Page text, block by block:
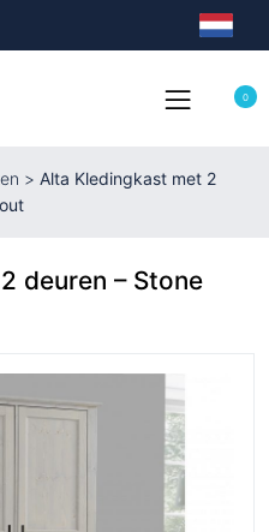
0
> Alta Kledingkast met 2
deuren – Stone